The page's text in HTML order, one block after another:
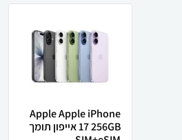
Apple Apple iPhone
17 256GB אייפון תומך